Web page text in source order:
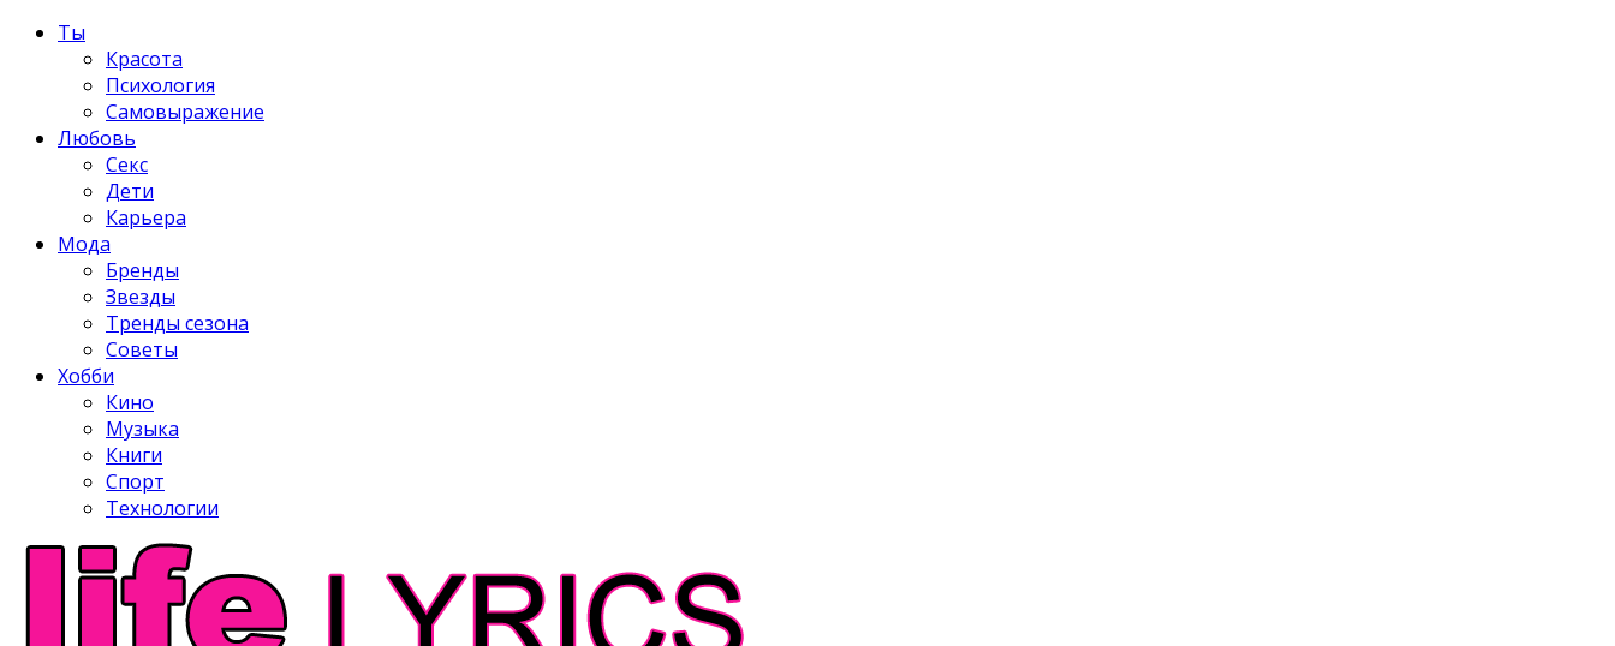
Ты
Красота
Психология
Самовыражение
Любовь
Секс
Дети
Карьера
Мода
Бренды
Звезды
Тренды сезона
Советы
Хобби
Кино
Музыка
Книги
Спорт
Технологии